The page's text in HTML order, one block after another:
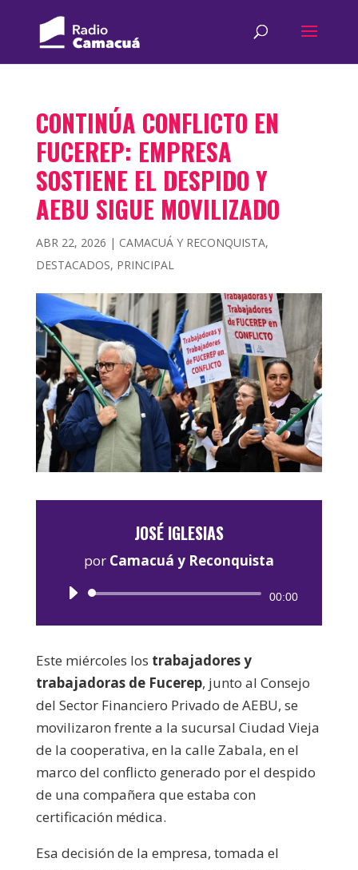
CONTINÚA CONFLICTO EN
FUCEREP: EMPRESA
SOSTIENE EL DESPIDO Y
AEBU SIGUE MOVILIZADO
ABR 22, 2026 | CAMACUÁ Y RECONQUISTA,
DESTACADOS, PRINCIPAL
JOSÉ IGLESIAS
por Camacuá y Reconquista
Reproductor
00:00
Este miércoles los trabajadores y
trabajadoras de Fucerep, junto al Consejo
del Sector Financiero Privado de AEBU, se
movilizaron frente a la sucursal Ciudad Vieja
de la cooperativa, en la calle Zabala, en el
marco del conflicto generado por el despido
de una compañera que estaba con
certificación médica.
Esa decisión de la empresa, tomada el